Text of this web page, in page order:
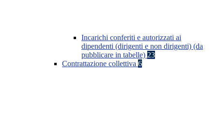
Incarichi conferiti e autorizzati ai
dipendenti (dirigenti e non dirigenti) (da
pubblicare in tabelle) 23
Contrattazione collettiva 6